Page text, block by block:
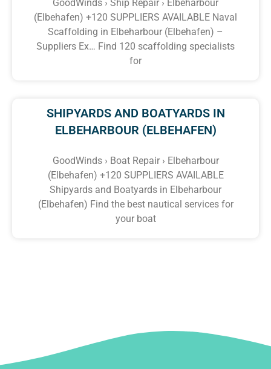
GoodWinds › Ship Repair › Elbeharbour
(Elbehafen) +120 SUPPLIERS AVAILABLE Naval
Scaffolding in Elbeharbour (Elbehafen) –
Suppliers Ex… Find 120 scaffolding specialists
for
SHIPYARDS AND BOATYARDS IN
ELBEHARBOUR (ELBEHAFEN)
GoodWinds › Boat Repair › Elbeharbour
(Elbehafen) +120 SUPPLIERS AVAILABLE
Shipyards and Boatyards in Elbeharbour
(Elbehafen) Find the best nautical services for
your boat